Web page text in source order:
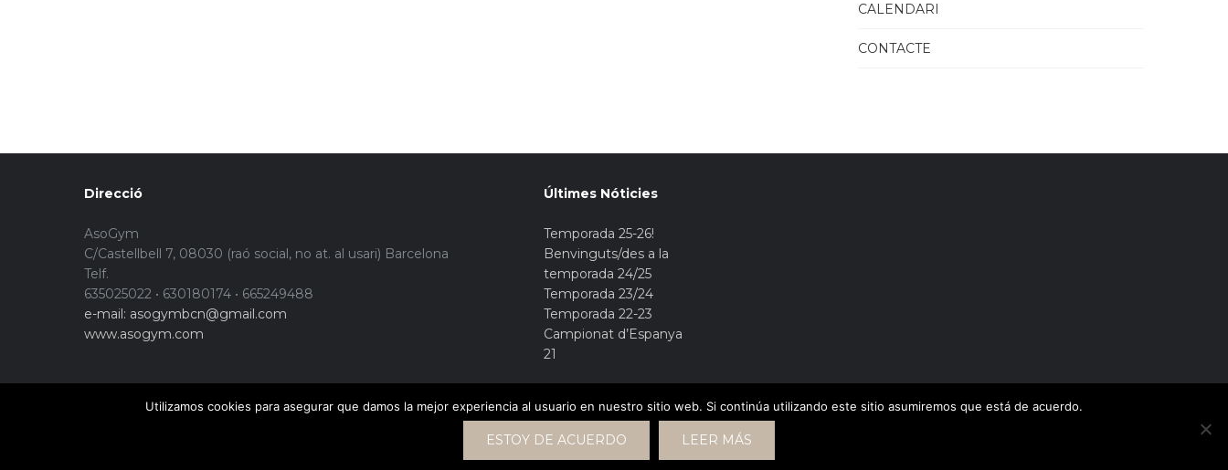
CALENDARI
CONTACTE
Direcció
AsoGym
C/Castellbell 7, 08030 (raó social, no at. al usari) Barcelona
Telf.
635025022 • 630180174 • 665249488
e-mail: asogymbcn@gmail.com
www.asogym.com
Últimes Nóticies
Temporada 25-26!
Benvinguts/des a la
temporada 24/25
Temporada 23/24
Temporada 22-23
Campionat d’Espanya
21
Utilizamos cookies para asegurar que damos la mejor experiencia al usuario en nuestro sitio web. Si continúa utilizando este sitio asumiremos que está de acuerdo.
ESTOY DE ACUERDO LEER MÁS